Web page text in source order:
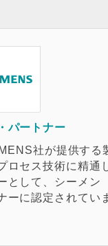
パートナー
社が提供する
ロセス技術に精通
として、シーメン
ーに認定されてい